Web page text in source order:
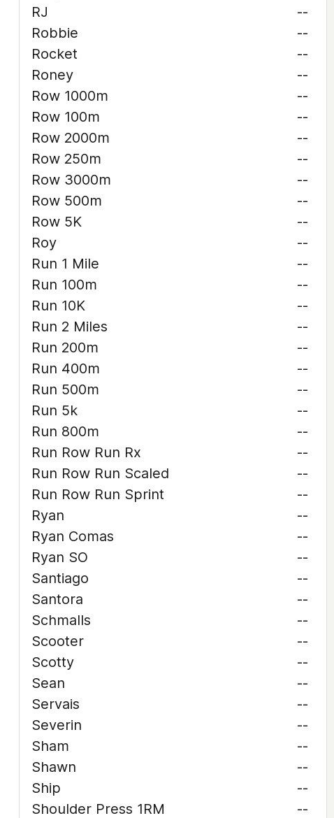
RJ
--
Robbie
--
Rocket
--
Roney
--
Row 1000m
--
Row 100m
--
Row 2000m
--
Row 250m
--
Row 3000m
--
Row 500m
--
Row 5K
--
Roy
--
Run 1 Mile
--
Run 100m
--
Run 10K
--
Run 2 Miles
--
Run 200m
--
Run 400m
--
Run 500m
--
Run 5k
--
Run 800m
--
Run Row Run Rx
--
Run Row Run Scaled
--
Run Row Run Sprint
--
Ryan
--
Ryan Comas
--
Ryan SO
--
Santiago
--
Santora
--
Schmalls
--
Scooter
--
Scotty
--
Sean
--
Servais
--
Severin
--
Sham
--
Shawn
--
Ship
--
Shoulder Press 1RM
--